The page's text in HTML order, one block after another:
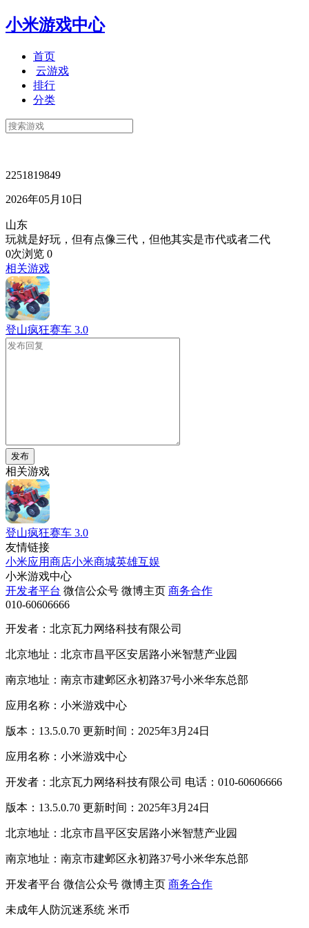
小米游戏中心
首页
云游戏
排行
分类
2251819849
2026年05月10日
山东
玩就是好玩，但有点像三代，但他其实是市代或者二代
0次浏览 0
相关游戏
登山疯狂赛车 3.0
发布
相关游戏
登山疯狂赛车 3.0
友情链接
小米应用商店小米商城英雄互娱
小米游戏中心
开发者平台 微信公众号 微博主页 商务合作
010-60606666
开发者：北京瓦力网络科技有限公司
北京地址：北京市昌平区安居路小米智慧产业园
南京地址：南京市建邺区永初路37号小米华东总部
应用名称：小米游戏中心
版本：13.5.0.70 更新时间：2025年3月24日
应用名称：小米游戏中心
开发者：北京瓦力网络科技有限公司 电话：010-60606666
版本：13.5.0.70 更新时间：2025年3月24日
北京地址：北京市昌平区安居路小米智慧产业园
南京地址：南京市建邺区永初路37号小米华东总部
开发者平台 微信公众号 微博主页 商务合作
未成年人防沉迷系统 米币